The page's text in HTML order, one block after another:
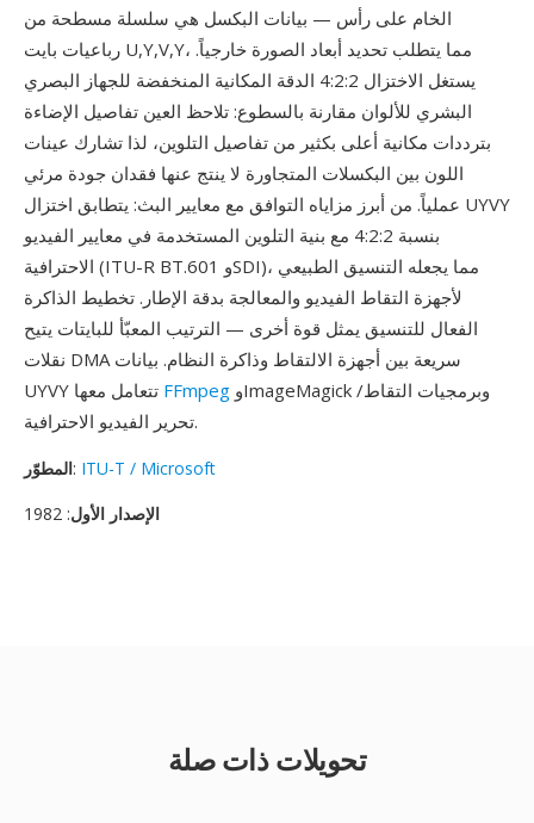
الخام على رأس — بيانات البكسل هي سلسلة مسطحة من
رباعيات بايت U,Y,V,Y، مما يتطلب تحديد أبعاد الصورة خارجياً.
يستغل الاختزال 4:2:2 الدقة المكانية المنخفضة للجهاز البصري
البشري للألوان مقارنة بالسطوع: تلاحظ العين تفاصيل الإضاءة
بترددات مكانية أعلى بكثير من تفاصيل التلوين، لذا تشارك عينات
اللون بين البكسلات المتجاورة لا ينتج عنها فقدان جودة مرئي
عملياً. من أبرز مزاياه التوافق مع معايير البث: يتطابق اختزال UYVY
بنسبة 4:2:2 مع بنية التلوين المستخدمة في معايير الفيديو
الاحترافية (ITU-R BT.601 وSDI)، مما يجعله التنسيق الطبيعي
لأجهزة التقاط الفيديو والمعالجة بدقة الإطار. تخطيط الذاكرة
الفعال للتنسيق يمثل قوة أخرى — الترتيب المعبّأ للبايتات يتيح
نقلات DMA سريعة بين أجهزة الالتقاط وذاكرة النظام. بيانات
FFmpeg
تحرير الفيديو الاحترافية.
المطوّر: ITU-T / Microsoft
الإصدار الأول: 1982
تحويلات ذات صلة